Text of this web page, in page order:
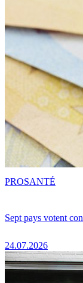
Sept pays votent
24.07.2026
PROSANTÉ